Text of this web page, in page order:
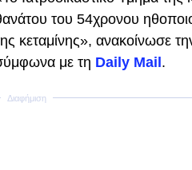
του 54χρονου
κεταμίνης», ανακοίνωσε
με τη Daily Mail .